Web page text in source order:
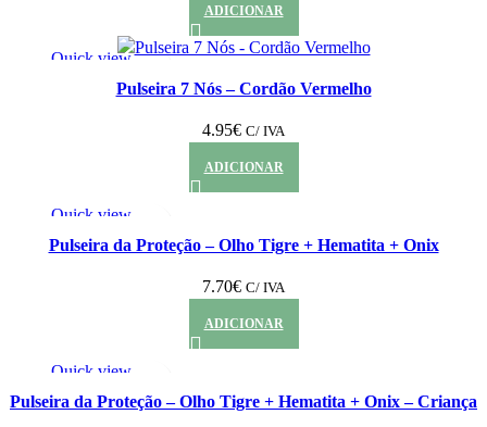
ADICIONAR
Quick view
Adicionar aos FavoritosPulseira 7 Nós – Cordão Vermelho
4.95€ C/ IVA
ADICIONAR
Quick view
Adicionar aos Favoritos
Pulseira da Proteção – Olho Tigre + Hematita + Onix
7.70€ C/ IVA
ADICIONAR
Quick view
Adicionar aos Favoritos
Pulseira da Proteção – Olho Tigre + Hematita + Onix – Criança